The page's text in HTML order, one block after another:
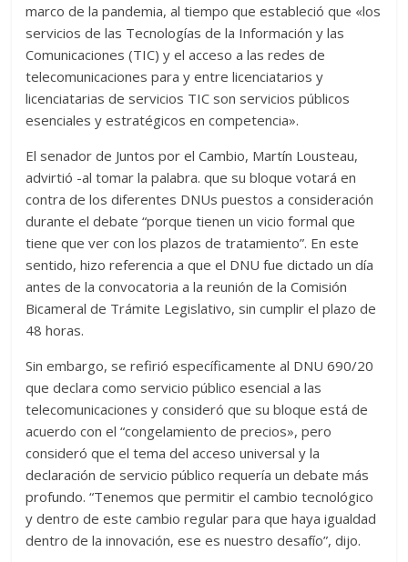
marco de la pandemia, al tiempo que estableció que «los
servicios de las Tecnologías de la Información y las
Comunicaciones (TIC) y el acceso a las redes de
telecomunicaciones para y entre licenciatarios y
licenciatarias de servicios TIC son servicios públicos
esenciales y estratégicos en competencia».
El senador de Juntos por el Cambio, Martín Lousteau,
advirtió -al tomar la palabra. que su bloque votará en
contra de los diferentes DNUs puestos a consideración
durante el debate “porque tienen un vicio formal que
tiene que ver con los plazos de tratamiento”. En este
sentido, hizo referencia a que el DNU fue dictado un día
antes de la convocatoria a la reunión de la Comisión
Bicameral de Trámite Legislativo, sin cumplir el plazo de
48 horas.
Sin embargo, se refirió específicamente al DNU 690/20
que declara como servicio público esencial a las
telecomunicaciones y consideró que su bloque está de
acuerdo con el “congelamiento de precios», pero
consideró que el tema del acceso universal y la
declaración de servicio público requería un debate más
profundo. “Tenemos que permitir el cambio tecnológico
y dentro de este cambio regular para que haya igualdad
dentro de la innovación, ese es nuestro desafío”, dijo.